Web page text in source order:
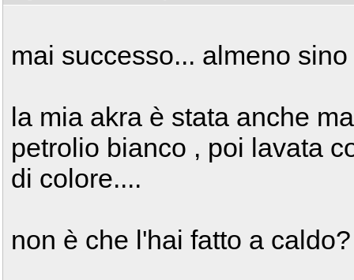
mai successo... almeno
la mia akra è stata anche
petrolio bianco , poi lavata
di colore....
non è che l'hai fatto a caldo?